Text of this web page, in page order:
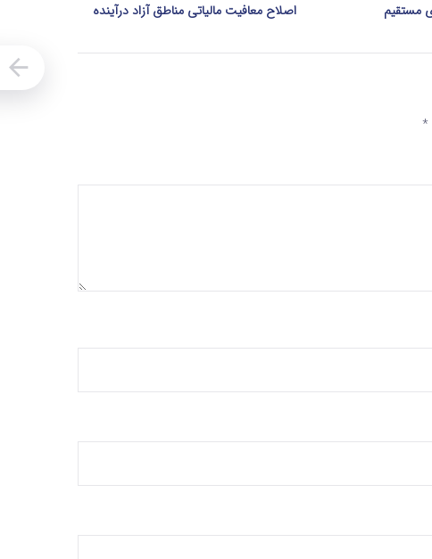
اصلاح معافیت مالیاتی مناطق آزاد درآینده
*